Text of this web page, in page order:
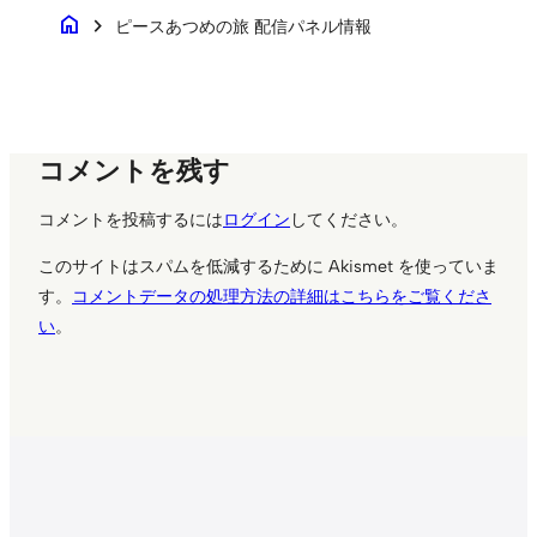
home chevron_right ピースあつめの旅 配信パネル情報
コメントを残す
コメントを投稿するにはログイン してください。
このサイトはスパムを低減するために Akismet を使っていま
す。
コメントデータの処理方法の詳細はこちらをご覧くださ
い。